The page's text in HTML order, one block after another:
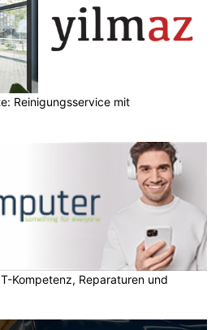
Reinigungsservice mit
Kompetenz, Reparaturen und